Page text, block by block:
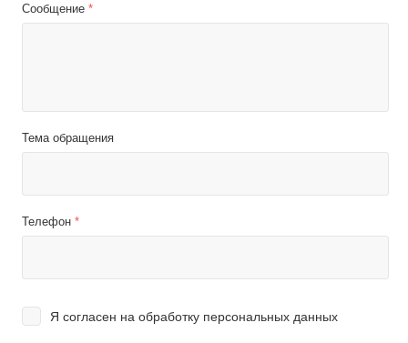
Сообщение *
Тема обращения
Телефон *
Я согласен на обработку персональных данных